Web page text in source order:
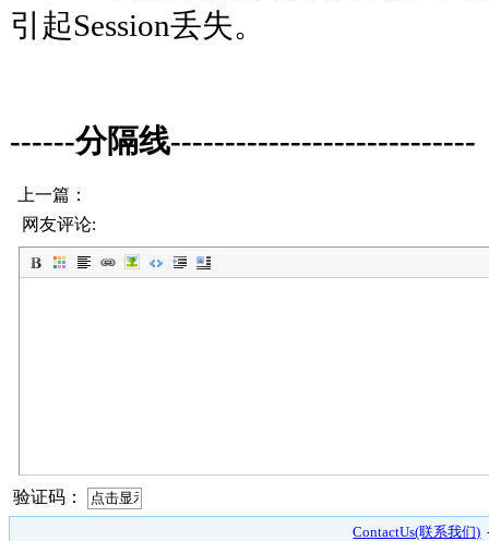
引起Session丢失。
------分隔线----------------------------
上一篇：
网友评论:
验证码：
ContactUs(联系我们)